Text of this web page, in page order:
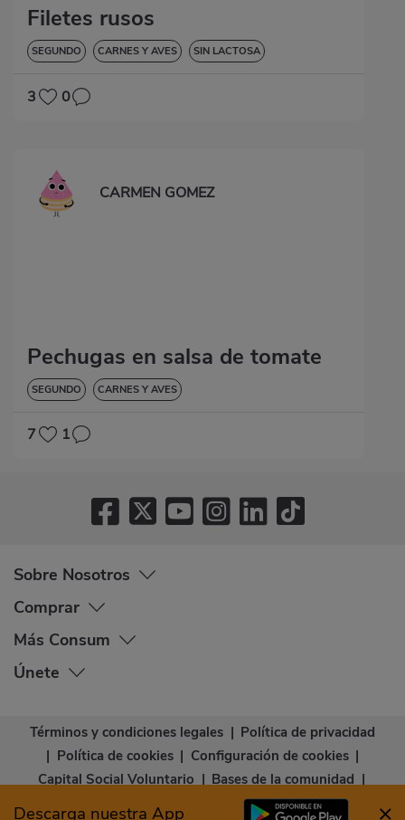
Filetes rusos
SEGUNDO CARNES Y AVES SIN LACTOSA
3 0
CARMEN GOMEZ
Pechugas en salsa de tomate
SEGUNDO CARNES Y AVES
7 1
Sobre Nosotros
Comprar
Más Consum
Únete
Descarga nuestra App
Términos y condiciones legales | Política de privacidad
| Política de cookies | Configuración de cookies |
Capital Social Voluntario | Bases de la comunidad |
Declaración de accesibilidad